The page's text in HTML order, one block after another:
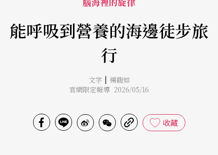
能呼吸到營養的海邊徒步旅
行
文字 | 楊馥如
官網限定報導 2026/05/16
收藏